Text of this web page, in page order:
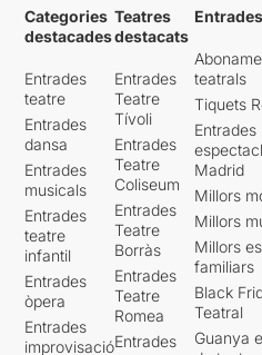
Categories
destacades
Entrades
teatre
Entrades
dansa
Entrades
musicals
Entrades
teatre
infantil
Entrades
òpera
Entrades
improvisació
Teatres
destacats
Entrades
Teatre
Tívoli
Entrades
Teatre
Coliseum
Entrades
Teatre
Borràs
Entrades
Teatre
Romea
Entrades
Entrades
teatrals
Tiquets
Entrades
Madrid
Millors
Millors
Millors
familiars
Black
Teatral
Guanya